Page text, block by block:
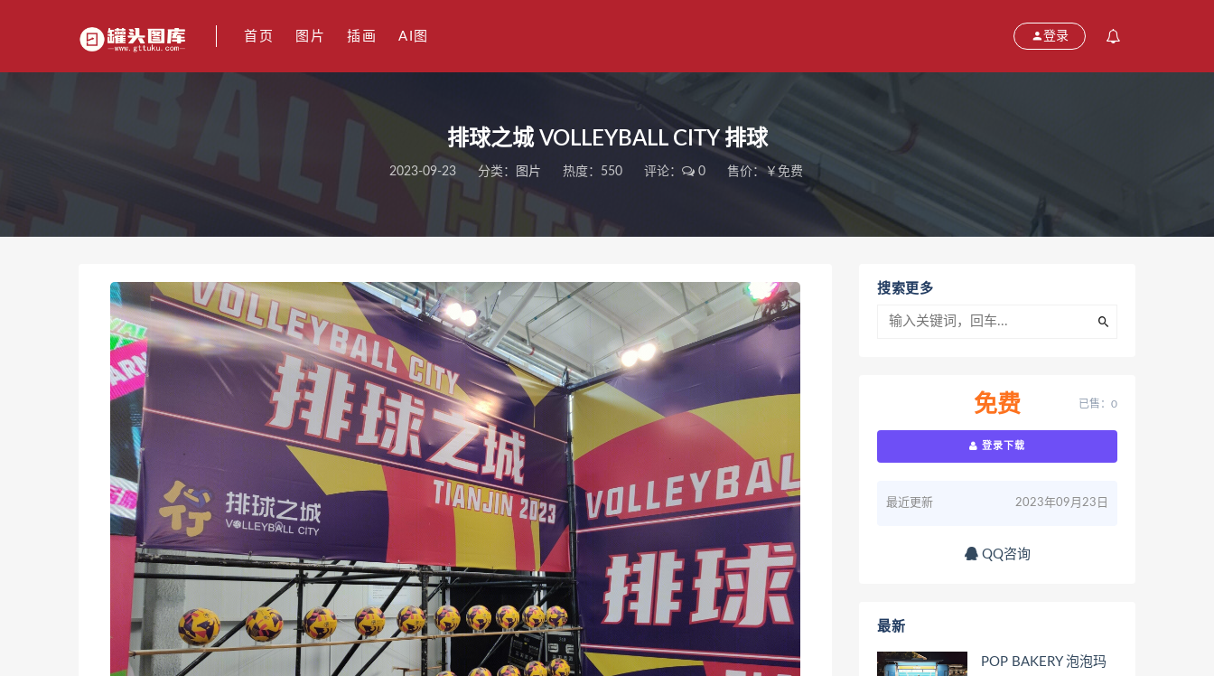
首页 图片 插画 AI图 登录
排球之城 VOLLEYBALL CITY 排球
2023-09-23 分类： 图片 热度：550 评论： 0 售价：￥免费
搜索更多
免费 已售：0
登录下载
最近更新 2023年09月23日
QQ咨询
最新
POP BAKERY 泡泡玛